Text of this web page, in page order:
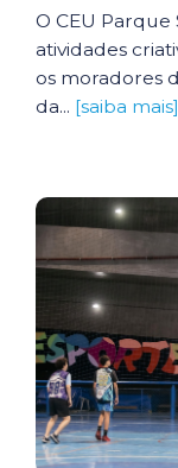
O CEU
atividades
os moradores
da... [saiba mais]